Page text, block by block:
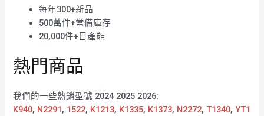
每年300+新品
500萬件+常備庫存
20,000件+日產能
熱門商品
我們的一些熱銷型號 2024 2025 2026:
K940, N2291 , 1522, K1213, K1335, K1373, N2272,T1340,YT1